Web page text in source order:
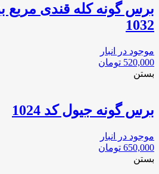
برس گونه کله قندی مربع
1032
موجود در انبار
520,000 تومان
بستن
برس گونه جیول کد 1024
موجود در انبار
650,000 تومان
بستن